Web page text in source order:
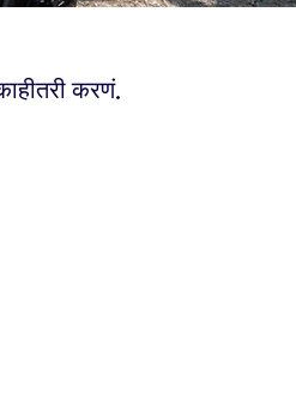
करणं.